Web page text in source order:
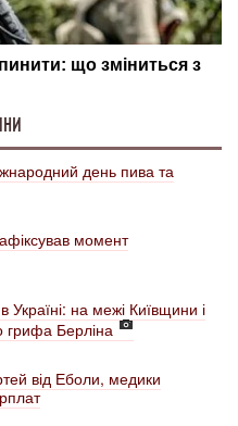
день пива та
момент
Україні: на межі Київщини і
Берліна
від Еболи, медики